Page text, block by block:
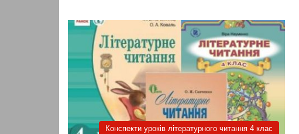
Конспекти уроків літературного читання 4 клас